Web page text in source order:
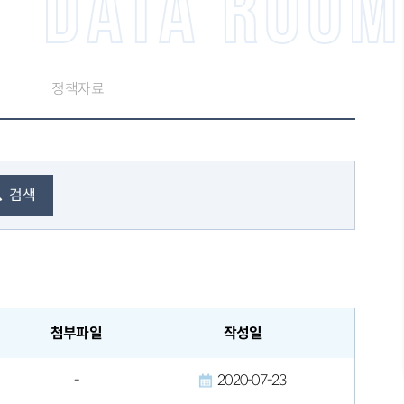
정책자료
검색
첨부파일 작성일
- 2020-07-23